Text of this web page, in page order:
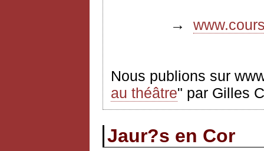
→
Nous publions sur
au théâtre" par Gilles
Jaur?s en Cor